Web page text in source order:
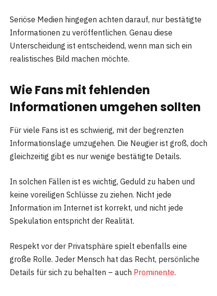
Seriöse Medien hingegen achten darauf, nur bestätigte
Informationen zu veröffentlichen. Genau diese
Unterscheidung ist entscheidend, wenn man sich ein
realistisches Bild machen möchte.
Wie Fans mit fehlenden
Informationen umgehen sollten
Für viele Fans ist es schwierig, mit der begrenzten
Informationslage umzugehen. Die Neugier ist groß, doch
gleichzeitig gibt es nur wenige bestätigte Details.
In solchen Fällen ist es wichtig, Geduld zu haben und
keine voreiligen Schlüsse zu ziehen. Nicht jede
Information im Internet ist korrekt, und nicht jede
Spekulation entspricht der Realität.
Respekt vor der Privatsphäre spielt ebenfalls eine
große Rolle. Jeder Mensch hat das Recht, persönliche
Details für sich zu behalten – auch Prominente.